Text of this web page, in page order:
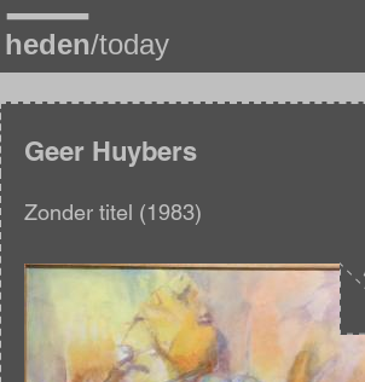
Overslaan
en
naar
inhoud
gaanGeer Huybers
Zonder titel (1983)
Afbeelding